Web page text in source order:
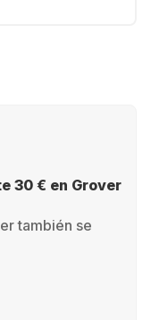
30 € en Grover
también se